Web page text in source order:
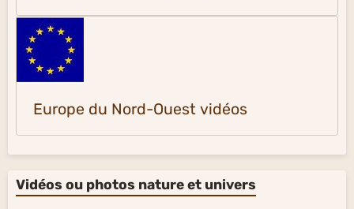
Europe du Nord-Ouest vidéos
Vidéos ou photos nature et univers